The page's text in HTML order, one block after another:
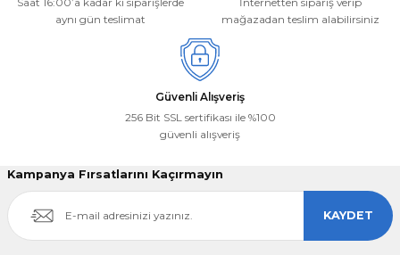
aynı gün teslimat
mağazadan teslim alabilirsiniz
Güvenli Alışveriş
256 Bit SSL sertifikası ile %100
güvenli alışveriş
Kampanya Fırsatlarını Kaçırmayın
KAYDET